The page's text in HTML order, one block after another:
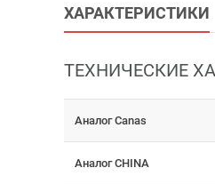
ХАРАКТЕРИСТИКИ
ТЕХНИЧЕСКИЕ
Аналог Canas
Аналог CHINA